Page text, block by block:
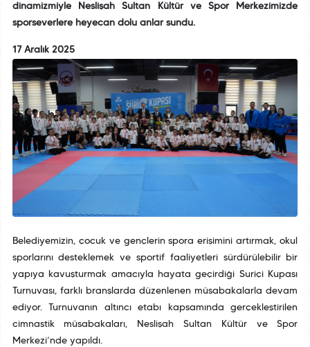
dinamizmiyle Neslişah Sultan Kültür ve Spor Merkezimizde
sporseverlere heyecan dolu anlar sundu.
17 Aralık 2025
Belediyemizin, çocuk ve gençlerin spora erişimini artırmak, okul
sporlarını desteklemek ve sportif faaliyetleri sürdürülebilir bir
yapıya kavuşturmak amacıyla hayata geçirdiği Suriçi Kupası
Turnuvası, farklı branşlarda düzenlenen müsabakalarla devam
ediyor. Turnuvanın altıncı etabı kapsamında gerçekleştirilen
cimnastik müsabakaları, Neslişah Sultan Kültür ve Spor
Merkezi’nde yapıldı.